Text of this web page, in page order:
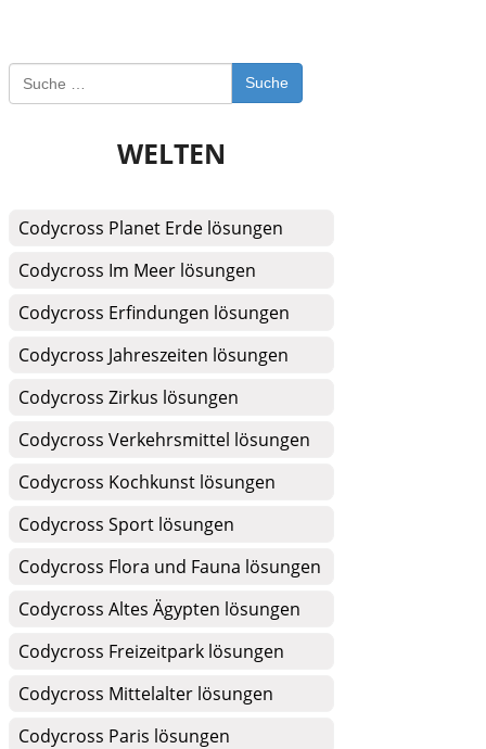
Suche
WELTEN
Codycross Planet Erde lösungen
Codycross Im Meer lösungen
Codycross Erfindungen lösungen
Codycross Jahreszeiten lösungen
Codycross Zirkus lösungen
Codycross Verkehrsmittel lösungen
Codycross Kochkunst lösungen
Codycross Sport lösungen
Codycross Flora und Fauna lösungen
Codycross Altes Ägypten lösungen
Codycross Freizeitpark lösungen
Codycross Mittelalter lösungen
Codycross Paris lösungen